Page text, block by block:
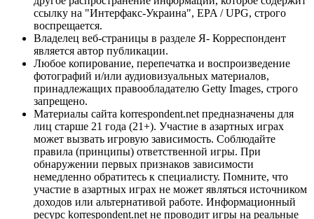
ссылку на "Интерфакс-Украина", EPA / UPG, строго
воспрещается.
Владелец веб-страницы в разделе Я- Корреспондент
является автор публикации.
Любое копирование, перепечатка и воспроизведение
фотографий и/или аудиовизуальных материалов,
принадлежащих правообладателю Getty Images, строго
запрещено.
Материалы сайта korrespondent.net предназначены для
лиц старше 21 года (21+). Участие в азартных играх
может вызвать игровую зависимость. Соблюдайте
правила (принципы) ответственной игры. При
обнаружении первых признаков зависимости
немедленно обратитесь к специалисту. Помните, что
участие в азартных играх не может являться источником
доходов или альтернативой работе. Информационный
ресурс korrespondent.net не проводит игры на реальные